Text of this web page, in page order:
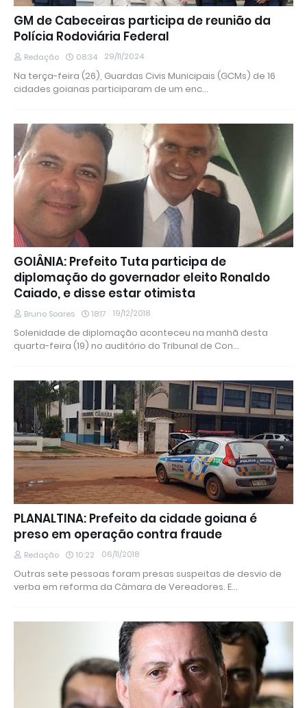
GM de Cabeceiras participa de reunião da
Polícia Rodoviária Federal
Redação 08:34 29/11/2024
Na terça-feira (26), Guardas Civis Municipais (GCMs) de 16
cidades goianas participaram de um enc…
GOIÂNIA: Prefeito Tuta participa de
diplomação do governador eleito Ronaldo
Caiado, e disse estar otimista
Bruno Soares 18:17 19/12/2018
Solenidade de diplomação aconteceu na manhã desta
quarta-feira (19) no auditório do Tribunal de Con…
PLANALTINA: Prefeito da cidade goiana é
preso em operação contra fraude
Redação 10:22 06/11/2018
Outras sete pessoas foram presas suspeitas de desvio de
verba em reforma da Câmara de Vereadores. E…